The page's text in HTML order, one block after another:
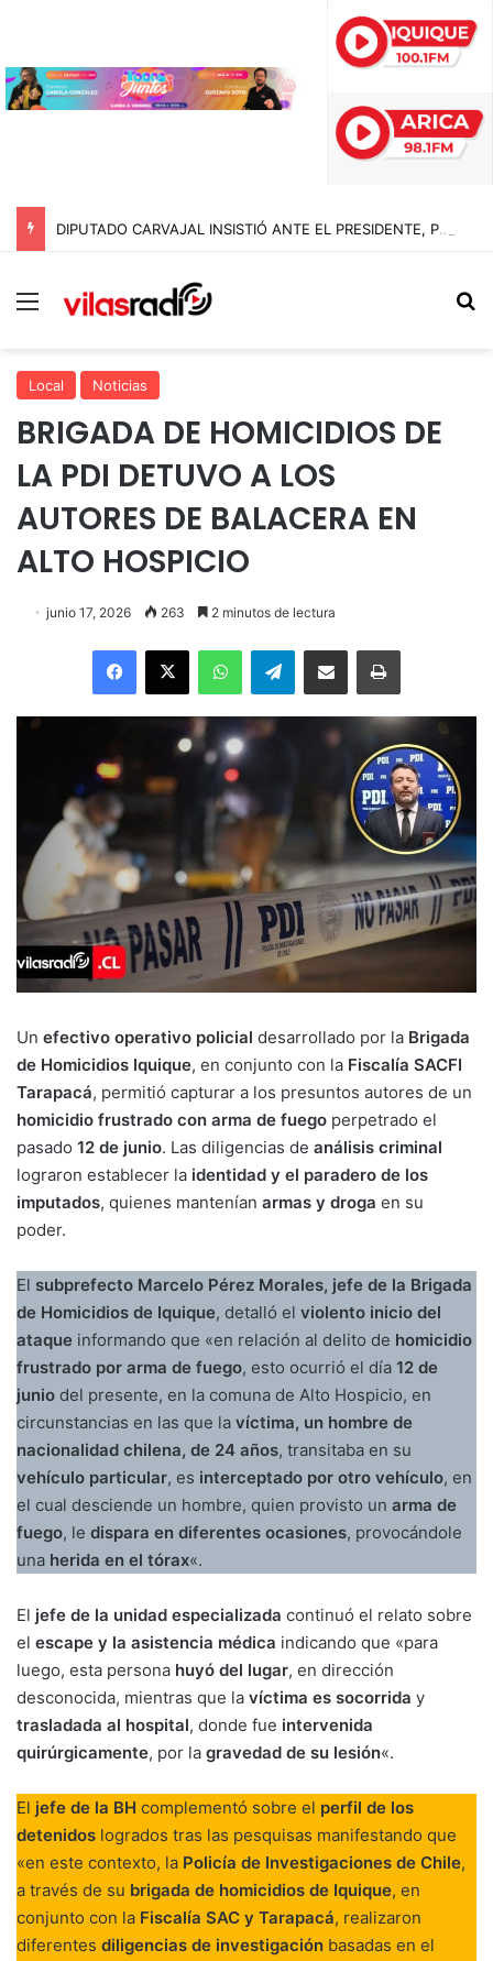
DIPUTADO CARVAJAL INSISTIÓ ANTE EL PRESIDENTE, PERO EL 10 DE AGOSTO NO SERÁ FERIADO ESTE AÑO
Menú
Local Noticias
BRIGADA DE HOMICIDIOS DE
LA PDI DETUVO A LOS
AUTORES DE BALACERA EN
ALTO HOSPICIO
junio 17, 2026 263 2 minutos de lectura
Facebook
X WhatsAppTelegramEnviar vía email Imprimir
Un efectivo operativo policial desarrollado por la Brigada
de Homicidios Iquique, en conjunto con la Fiscalía SACFI
Tarapacá, permitió capturar a los presuntos autores de un
homicidio frustrado con arma de fuego perpetrado el
pasado 12 de junio. Las diligencias de análisis criminal
lograron establecer la identidad y el paradero de los
imputados, quienes mantenían armas y droga en su
poder.
El subprefecto Marcelo Pérez Morales, jefe de la Brigada
de Homicidios de Iquique, detalló el violento inicio del
ataque informando que «en relación al delito de homicidio
frustrado por arma de fuego, esto ocurrió el día 12 de
junio del presente, en la comuna de Alto Hospicio, en
circunstancias en las que la víctima, un hombre de
nacionalidad chilena, de 24 años, transitaba en su
vehículo particular, es interceptado por otro vehículo, en
el cual desciende un hombre, quien provisto un arma de
fuego, le dispara en diferentes ocasiones, provocándole
una herida en el tórax«.
El jefe de la unidad especializada continuó el relato sobre
el escape y la asistencia médica indicando que «para
luego, esta persona huyó del lugar, en dirección
desconocida, mientras que la víctima es socorrida y
trasladada al hospital, donde fue intervenida
quirúrgicamente, por la gravedad de su lesión«.
El jefe de la BH complementó sobre el perfil de los
detenidos logrados tras las pesquisas manifestando que
«en este contexto, la Policía de Investigaciones de Chile,
a través de su brigada de homicidios de Iquique, en
conjunto con la Fiscalía SAC y Tarapacá, realizaron
diferentes diligencias de investigación basadas en el